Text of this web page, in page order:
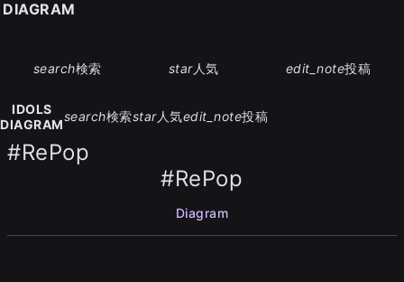
search検索 star人気 edit_note投稿
IDOLS
DIAGRAM
search検索star人気edit_note投稿
#RePop
#RePop
Diagram